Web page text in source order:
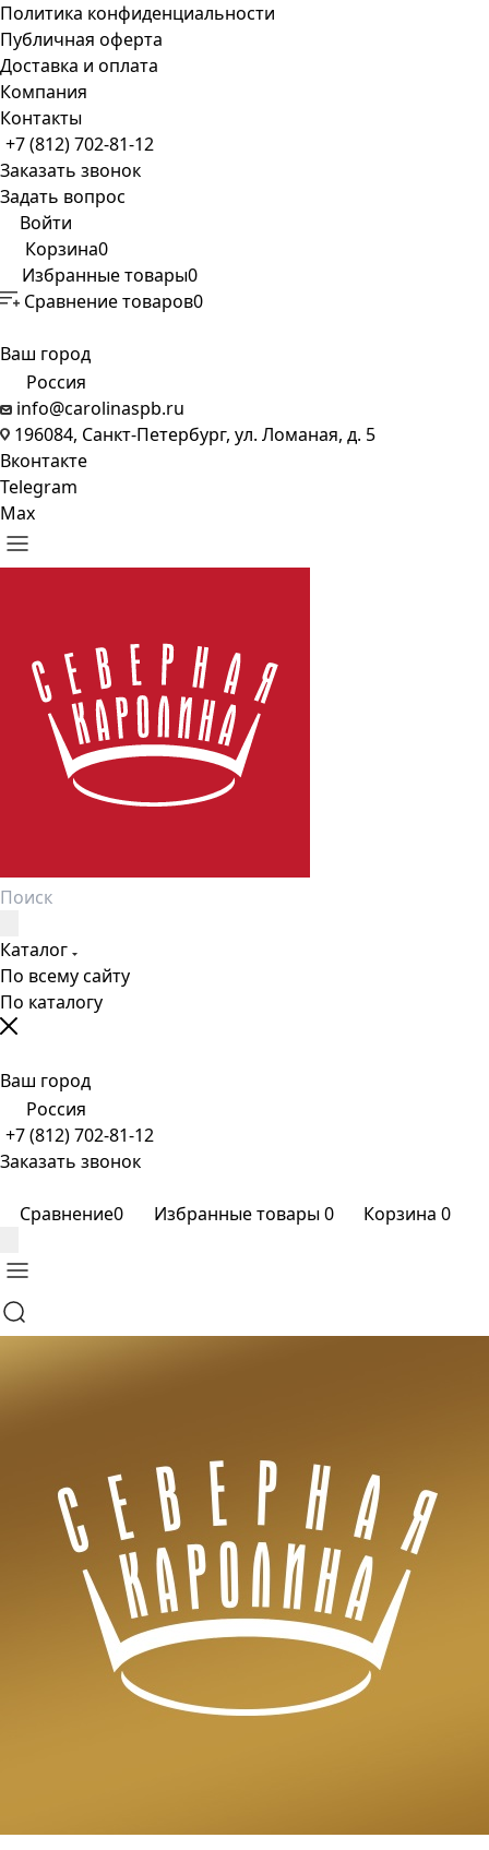
Политика конфиденциальности
Публичная оферта
Доставка и оплата
Компания
Контакты
+7 (812) 702-81-12
Заказать звонок
Задать вопрос
Войти
Корзина0
Избранные товары0
Сравнение товаров0
Ваш город
Россия
info@carolinaspb.ru
196084, Санкт-Петербург, ул. Ломаная, д. 5
Вконтакте
Telegram
Max
Каталог
По всему сайту
По каталогу
Ваш город
Россия
+7 (812) 702-81-12
Заказать звонок
Сравнение0 Избранные товары0 Корзина 0